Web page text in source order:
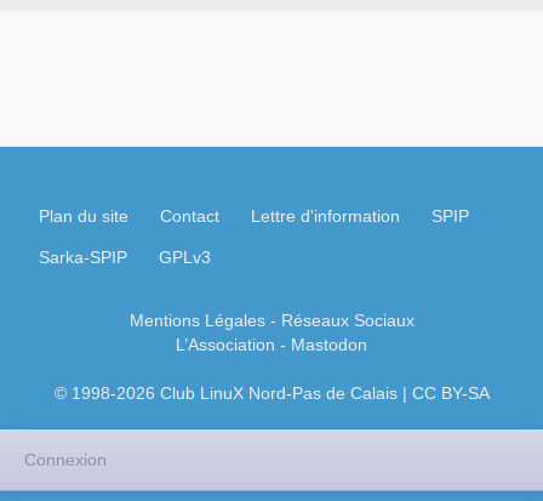
Plan du site Contact Lettre d'information SPIP
Sarka-SPIP GPLv3
Mentions Légales- Réseaux Sociaux
L’Association - Mastodon
© 1998-2026 Club LinuX Nord-Pas de Calais | CC BY-SA
Connexion